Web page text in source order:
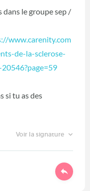
le groupe sep /
www.carenity.com
de-la-sclerose-
si tu as des
Voir la signature